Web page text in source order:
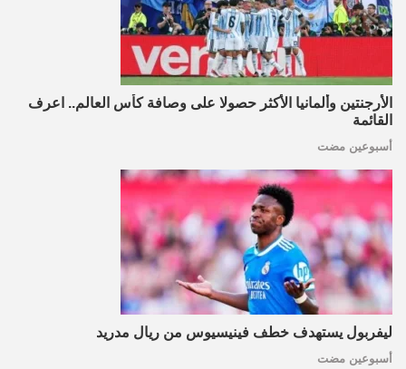
الأرجنتين وألمانيا الأكثر حصولا على وصافة كأس العالم.. اعرف
القائمة
أسبوعين مضت
ليفربول يستهدف خطف فينيسيوس من ريال مدريد
أسبوعين مضت